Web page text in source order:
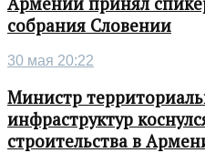
собрания Словении
30 мая 20:22
Министр
инфраструктур
строительства в